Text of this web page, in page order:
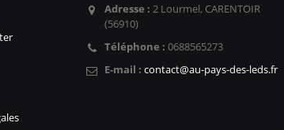
Adresse : 2 Lourmel, CARENTOIR
(56910)
Téléphone : 0688565273
E-mail : contact@au-pays-des-leds.fr